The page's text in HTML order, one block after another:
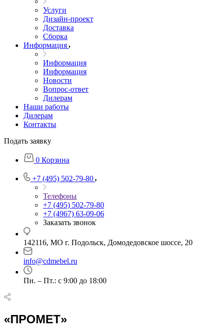
Услуги
Дизайн-проект
Доставка
Сборка
Информация
Информация
Информация
Новости
Вопрос-ответ
Дилерам
Наши работы
Дилерам
Контакты
Подать заявку
0 Корзина
+7 (495) 502-79-80
Телефоны
+7 (495) 502-79-80
+7 (4967) 63-09-06
Заказать звонок
142116, МО г. Подольск, Домодедовское шоссе, 20
info@cdmebel.ru
Пн. – Пт.: с 9:00 до 18:00
«ПРОМЕТ»